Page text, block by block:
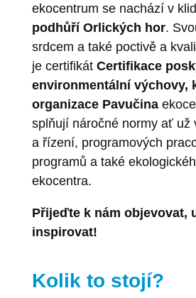
ekocentrum se nachází v
podhůří Orlických hor.
srdcem a také poctivě a
je certifikát Certifikace
environmentální výchovy,
organizace Pavučina
splňují náročné normy ať už
a řízení, programových
programů a také
ekocentra.
Přijeďte k nám objevovat,
inspirovat!
Kolik to stojí?